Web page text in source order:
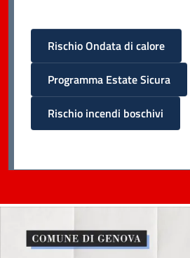
Rischio Ondata di calore
Programma Estate Sicura
Rischio incendi boschivi